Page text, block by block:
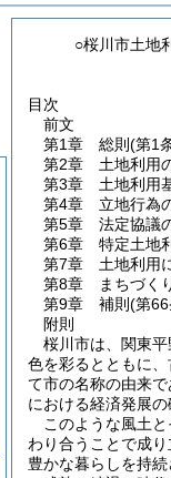
○桜川市土地
目次
前文
第1章
総則 (第1
第2章
土地利用
第3章
土地利用
第4章
立地行為
第5章
法定協議
第6章
特定土地
第7章
土地利用
第8章
まちづく
第9章
補則 (第
附則
桜川市は、関東
色を彩るとともに
て市の名称の由来
における経済発展の
このような風土
わり合うことで成
豊かな暮らしを持続